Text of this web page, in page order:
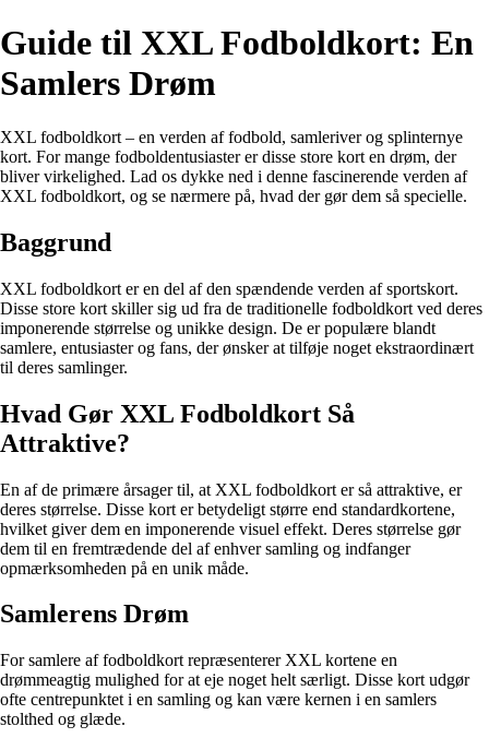
Guide til XXL Fodboldkort: En
Samlers Drøm
XXL fodboldkort – en verden af fodbold, samleriver og splinternye
kort. For mange fodboldentusiaster er disse store kort en drøm, der
bliver virkelighed. Lad os dykke ned i denne fascinerende verden af
XXL fodboldkort, og se nærmere på, hvad der gør dem så specielle.
Baggrund
XXL fodboldkort er en del af den spændende verden af sportskort.
Disse store kort skiller sig ud fra de traditionelle fodboldkort ved deres
imponerende størrelse og unikke design. De er populære blandt
samlere, entusiaster og fans, der ønsker at tilføje noget ekstraordinært
til deres samlinger.
Hvad Gør XXL Fodboldkort Så
Attraktive?
En af de primære årsager til, at XXL fodboldkort er så attraktive, er
deres størrelse. Disse kort er betydeligt større end standardkortene,
hvilket giver dem en imponerende visuel effekt. Deres størrelse gør
dem til en fremtrædende del af enhver samling og indfanger
opmærksomheden på en unik måde.
Samlerens Drøm
For samlere af fodboldkort repræsenterer XXL kortene en
drømmeagtig mulighed for at eje noget helt særligt. Disse kort udgør
ofte centrepunktet i en samling og kan være kernen i en samlers
stolthed og glæde.